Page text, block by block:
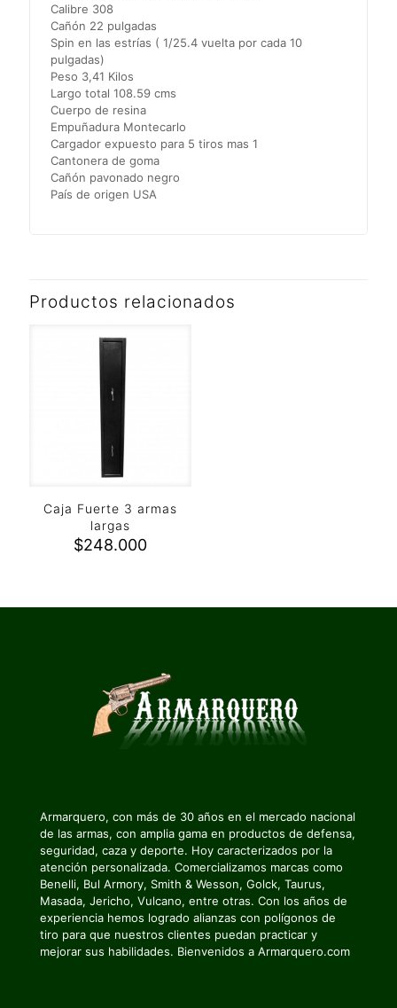
Calibre 308
Cañón 22 pulgadas
Spin en las estrías ( 1/25.4 vuelta por cada 10
pulgadas)
Peso 3,41 Kilos
Largo total 108.59 cms
Cuerpo de resina
Empuñadura Montecarlo
Cargador expuesto para 5 tiros mas 1
Cantonera de goma
Cañón pavonado negro
País de origen USA
Productos relacionados
Caja Fuerte 3 armas
largas
$248.000
Armarquero, con más de 30 años en el mercado nacional
de las armas, con amplia gama en productos de defensa,
seguridad, caza y deporte. Hoy caracterizados por la
atención personalizada. Comercializamos marcas como
Benelli, Bul Armory, Smith & Wesson, Golck, Taurus,
Masada, Jericho, Vulcano, entre otras. Con los años de
experiencia hemos logrado alianzas con polígonos de
tiro para que nuestros clientes puedan practicar y
mejorar sus habilidades. Bienvenidos a Armarquero.com